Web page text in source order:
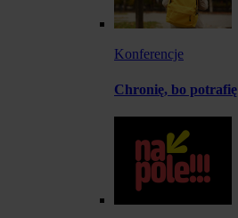
Konferencje
Chronię, bo potrafię